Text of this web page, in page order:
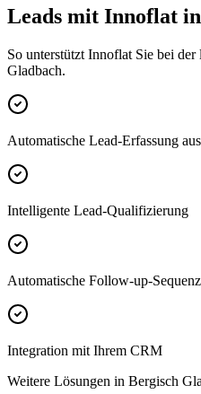
Leads mit Innoflat
So unterstützt Innoflat Sie bei
Gladbach.
Automatische Lead-Erfassung
Intelligente Lead-Qualifizierung
Automatische Follow-up-
Integration mit Ihrem CRM
Weitere Lösungen in Bergisch